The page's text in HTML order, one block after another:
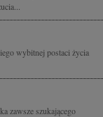
wybitnej postaci życia
zawsze szukającego